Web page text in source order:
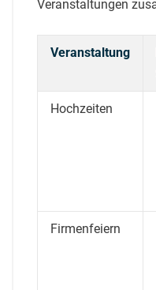
Veranstaltungen
Veranstaltung
Hochzeiten
Firmenfeiern